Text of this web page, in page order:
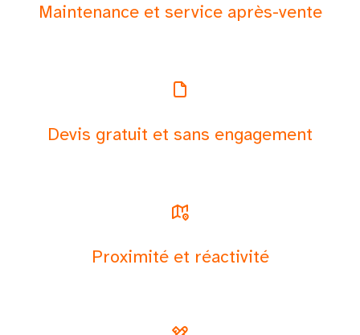
Maintenance et service après-vente
Devis gratuit et sans engagement
Proximité et réactivité